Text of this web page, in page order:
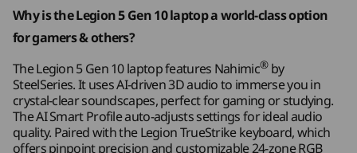
左側：
USB-C (USB 10Gbps) 支援 Power Delivery 3.0、65-
USB-C®(USB4® 40Gbps) 配備 DisplayPort 1.4
USB-A (USB 5Gbps )
乙太網 (RJ45)
Why is the Legion 5 Gen 10 laptop a world-class option
for gamers & others?
The Legion 5 Gen 10 laptop features Nahimic®by
SteelSeries. It uses AI-driven 3D audio to immerse you in
crystal-clear soundscapes, perfect for gaming or studying.
The AI Smart Profile auto-adjusts settings for ideal audio
quality. Paired with the Legion TrueStrike keyboard, which
offers pinpoint precision and customizable 24-zone RGB